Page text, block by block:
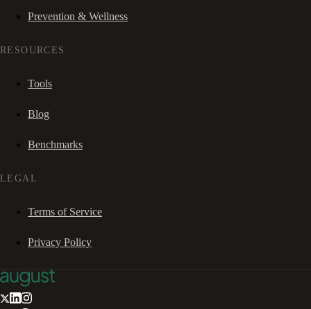
Prevention & Wellness
RESOURCES
Tools
Blog
Benchmarks
LEGAL
Terms of Service
Privacy Policy